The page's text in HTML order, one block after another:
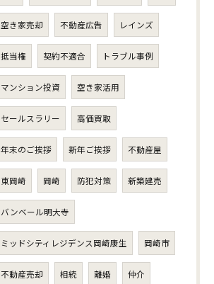
空き家売却 不動産広告 レインズ
抵当権 契約不適合 トラブル事例
マンション投資 空き家活用
セールスラリー 高価買取
年末のご挨拶 新年ご挨拶 不動産屋
東岡崎 岡崎 防犯対策 新築建売
バンベール明大寺
ミッドシティレジデンス岡崎康生 岡崎市
不動産売却 相続 離婚 仲介